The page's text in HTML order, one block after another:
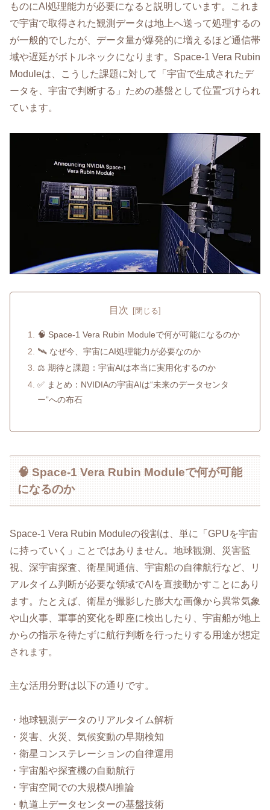
ものにAI処理能力が必要になると説明しています。これま
で宇宙で取得された観測データは地上へ送って処理するの
が一般的でしたが、データ量が爆発的に増えるほど通信帯
域や遅延がボトルネックになります。Space-1 Vera Rubin
Moduleは、こうした課題に対して「宇宙で生成されたデ
ータを、宇宙で判断する」ための基盤として位置づけられ
ています。
目次
🧠 Space-1 Vera Rubin Moduleで何が可能になるのか
🛰️ なぜ今、宇宙にAI処理能力が必要なのか
⚖️ 期待と課題：宇宙AIは本当に実用化するのか
✅ まとめ：NVIDIAの宇宙AIは“未来のデータセンタ
ー”への布石
🧠 Space-1 Vera Rubin Moduleで何が可能
になるのか
Space-1 Vera Rubin Moduleの役割は、単に「GPUを宇宙
に持っていく」ことではありません。地球観測、災害監
視、深宇宙探査、衛星間通信、宇宙船の自律航行など、リ
アルタイム判断が必要な領域でAIを直接動かすことにあり
ます。たとえば、衛星が撮影した膨大な画像から異常気象
や山火事、軍事的変化を即座に検出したり、宇宙船が地上
からの指示を待たずに航行判断を行ったりする用途が想定
されます。
主な活用分野は以下の通りです。
・地球観測データのリアルタイム解析
・災害、火災、気候変動の早期検知
・衛星コンステレーションの自律運用
・宇宙船や探査機の自動航行
・宇宙空間での大規模AI推論
・軌道上データセンターの基盤技術